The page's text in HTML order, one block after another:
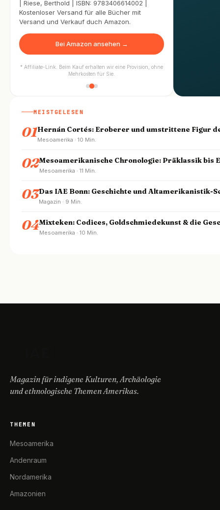
| Riese, Berthold | ISBN: 9783406614002 |
Kostenloser Versand für alle Bücher mit
Versand und Verkauf duch Amazon.
Bei Amazon ansehen →
* Affiliate-Link. Beim Kauf erhalten wir eine Provision, ohne
Mehrkosten für Sie.
MEISTGELESEN
01Hernán Cortés: Eroberer und umstrittene Figur
Mesoamerika · 10 Min.
02Mesoamerikanische Chronologie: Präklassik bis
Mesoamerika · 11 Min.
03Das IAE Bonn: Geschichte und Altamerikanistik-
Magazin · 9 Min.
04Mixteken: Codices, Goldschmiedekunst & die
Mesoamerika · 10 Min.
Magazin für indigene Kulturen, Archäologie
und ethnologische Themen Amerikas.
THEMEN
Mesoamerika
Andenraum
Nordamerika
Amazonien